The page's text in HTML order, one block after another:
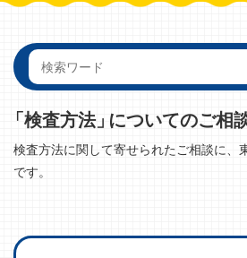
「検査方法」についてのご相
検査方法に関して寄せられたご相談に、
です。